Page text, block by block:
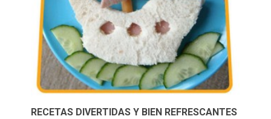
RECETAS DIVERTIDAS Y BIEN REFRESCANTES